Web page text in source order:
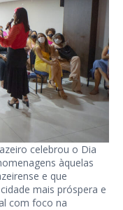
celebrou o Dia
àquelas
e que
mais próspera e
com foco na